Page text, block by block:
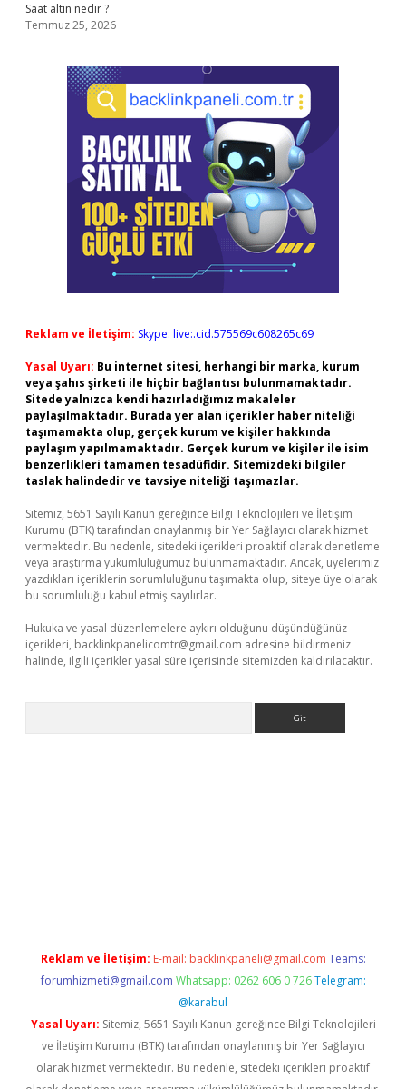
Saat altın nedir ?
Temmuz 25, 2026
Reklam ve İletişim: Skype: live:.cid.575569c608265c69
Yasal Uyarı: Bu internet sitesi, herhangi bir marka, kurum
veya şahıs şirketi ile hiçbir bağlantısı bulunmamaktadır.
Sitede yalnızca kendi hazırladığımız makaleler
paylaşılmaktadır. Burada yer alan içerikler haber niteliği
taşımamakta olup, gerçek kurum ve kişiler hakkında
paylaşım yapılmamaktadır. Gerçek kurum ve kişiler ile isim
benzerlikleri tamamen tesadüfidir. Sitemizdeki bilgiler
taslak halindedir ve tavsiye niteliği taşımazlar.
Sitemiz, 5651 Sayılı Kanun gereğince Bilgi Teknolojileri ve İletişim
Kurumu (BTK) tarafından onaylanmış bir Yer Sağlayıcı olarak hizmet
vermektedir. Bu nedenle, sitedeki içerikleri proaktif olarak denetleme
veya araştırma yükümlülüğümüz bulunmamaktadır. Ancak, üyelerimiz
yazdıkları içeriklerin sorumluluğunu taşımakta olup, siteye üye olarak
bu sorumluluğu kabul etmiş sayılırlar.
Hukuka ve yasal düzenlemelere aykırı olduğunu düşündüğünüz
içerikleri, backlinkpanelicomtr@gmail.com adresine bildirmeniz
halinde, ilgili içerikler yasal süre içerisinde sitemizden kaldırılacaktır.
Reklam ve İletişim: E-mail: backlinkpaneli@gmail.com Teams:
forumhizmeti@gmail.com Whatsapp: 0262 606 0 726 Telegram:
@karabul
Yasal Uyarı: Sitemiz, 5651 Sayılı Kanun gereğince Bilgi Teknolojileri
ve İletişim Kurumu (BTK) tarafından onaylanmış bir Yer Sağlayıcı
olarak hizmet vermektedir. Bu nedenle, sitedeki içerikleri proaktif